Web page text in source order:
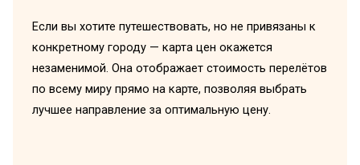
Если вы хотите путешествовать, но не привязаны к
конкретному городу — карта цен окажется
незаменимой. Она отображает стоимость перелётов
по всему миру прямо на карте, позволяя выбрать
лучшее направление за оптимальную цену.